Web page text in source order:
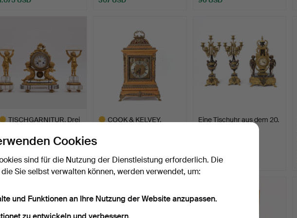
TISCHGARNITUR. Drei
13. Apr 2025
USD
COOK & KELVEY,
1.582 USD
Ausgewähltes
Eine Tischuhr aus dem 20.
464 USD
Cookies
sind für die Nutzung der Dienstleistung erforderlich. Die
Sie selbst verwalten können, werden verwendet, um:
und Funktionen an Ihre Nutzung der Website anzupassen.